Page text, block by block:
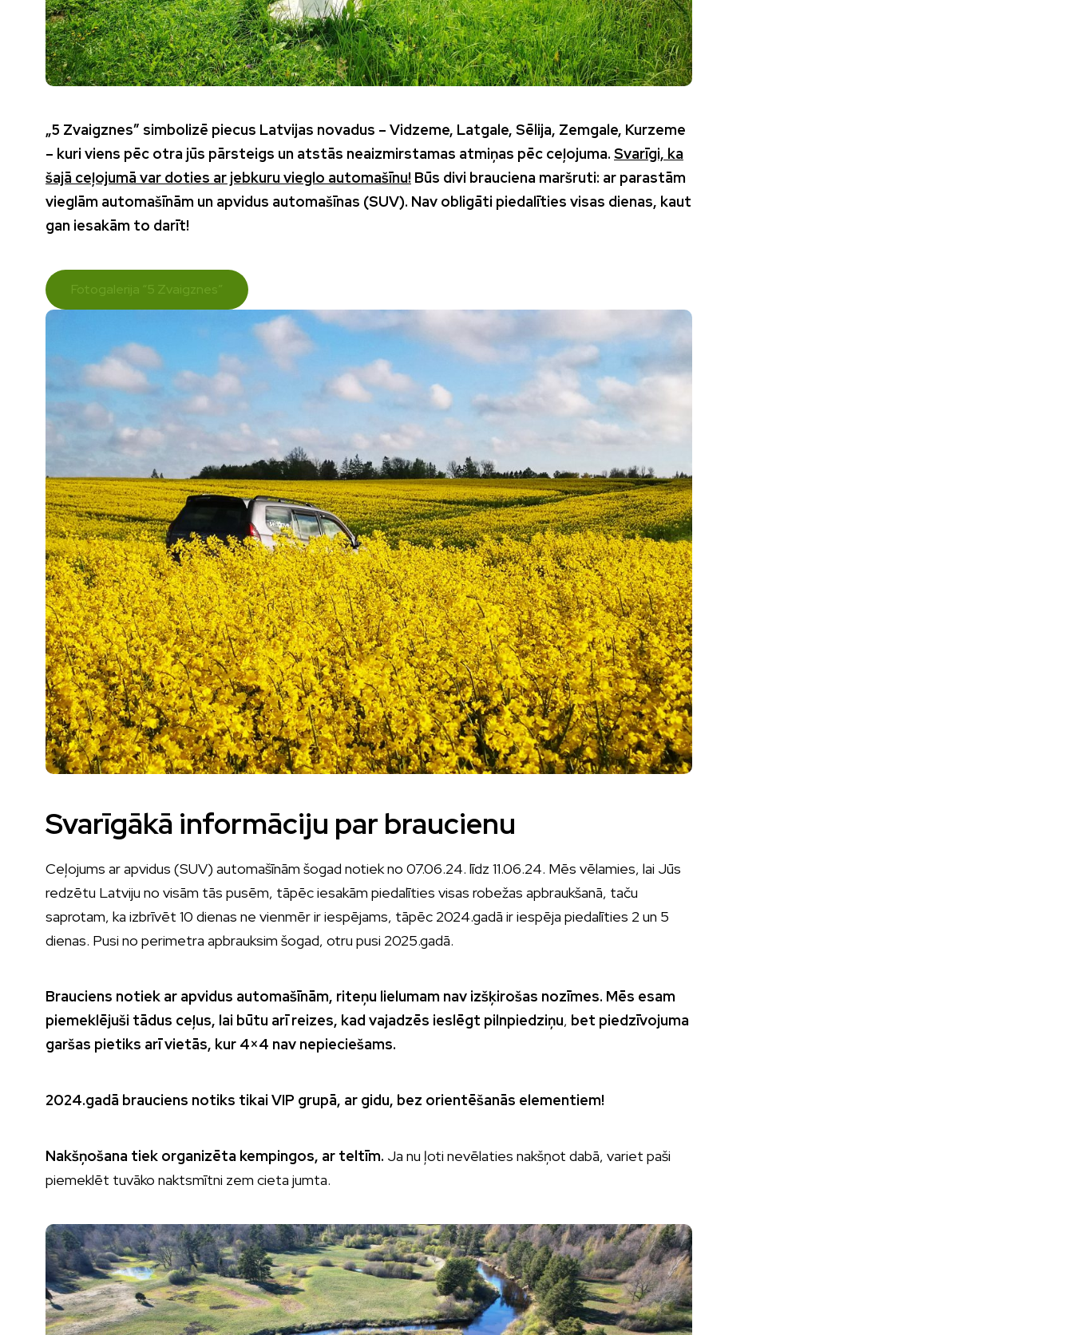
„5 Zvaigznes” simbolizē piecus Latvijas novadus – Vidzeme, Latgale, Sēlija, Zemgale, Kurzeme
– kuri viens pēc otra jūs pārsteigs un atstās neaizmirstamas atmiņas pēc ceļojuma. Svarīgi, ka
šajā ceļojumā var doties ar jebkuru vieglo automašīnu! Būs divi brauciena maršruti: ar parastām
vieglām automašīnām un apvidus automašīnas (SUV). Nav obligāti piedalīties visas dienas, kaut
gan iesakām to darīt!
Fotogalerija “5 Zvaigznes”
Svarīgākā informāciju par braucienu
Ceļojums ar apvidus (SUV) automašīnām šogad notiek no 07.06.24. līdz 11.06.24. Mēs vēlamies, lai Jūs
redzētu Latviju no visām tās pusēm, tāpēc iesakām piedalīties visas robežas apbraukšanā, taču
saprotam, ka izbrīvēt 10 dienas ne vienmēr ir iespējams, tāpēc 2024.gadā ir iespēja piedalīties 2 un 5
dienas. Pusi no perimetra apbrauksim šogad, otru pusi 2025.gadā.
Brauciens notiek ar apvidus automašīnām, riteņu lielumam nav izšķirošas nozīmes. Mēs esam
piemeklējuši tādus ceļus, lai būtu arī reizes, kad vajadzēs ieslēgt pilnpiedziņu, bet piedzīvojuma
garšas pietiks arī vietās, kur 4×4 nav nepieciešams.
2024.gadā brauciens notiks tikai VIP grupā, ar gidu, bez orientēšanās elementiem!
Nakšņošana tiek organizēta kempingos, ar teltīm. Ja nu ļoti nevēlaties nakšņot dabā, variet paši
piemeklēt tuvāko naktsmītni zem cieta jumta.